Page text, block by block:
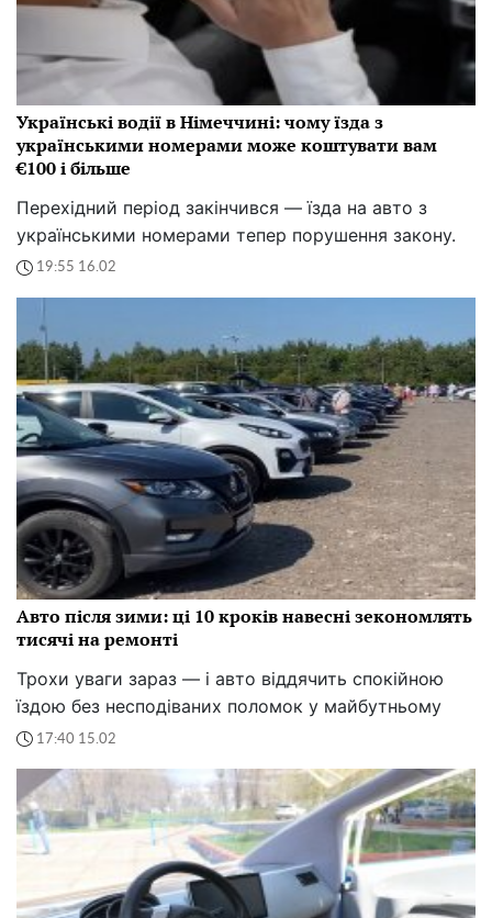
Українські водії в Німеччині: чому їзда з
українськими номерами може коштувати вам
€100 і більше
Перехідний період закінчився — їзда на авто з
українськими номерами тепер порушення закону.
19:55 16.02
Авто після зими: ці 10 кроків навесні зекономлять
тисячі на ремонті
Трохи уваги зараз — і авто віддячить спокійною
їздою без несподіваних поломок у майбутньому
17:40 15.02